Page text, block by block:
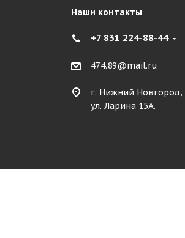
Наши контакты
+7 831 224-88-44
474.89@mail.ru
г. Нижний Новгород,
ул. Ларина 15А.